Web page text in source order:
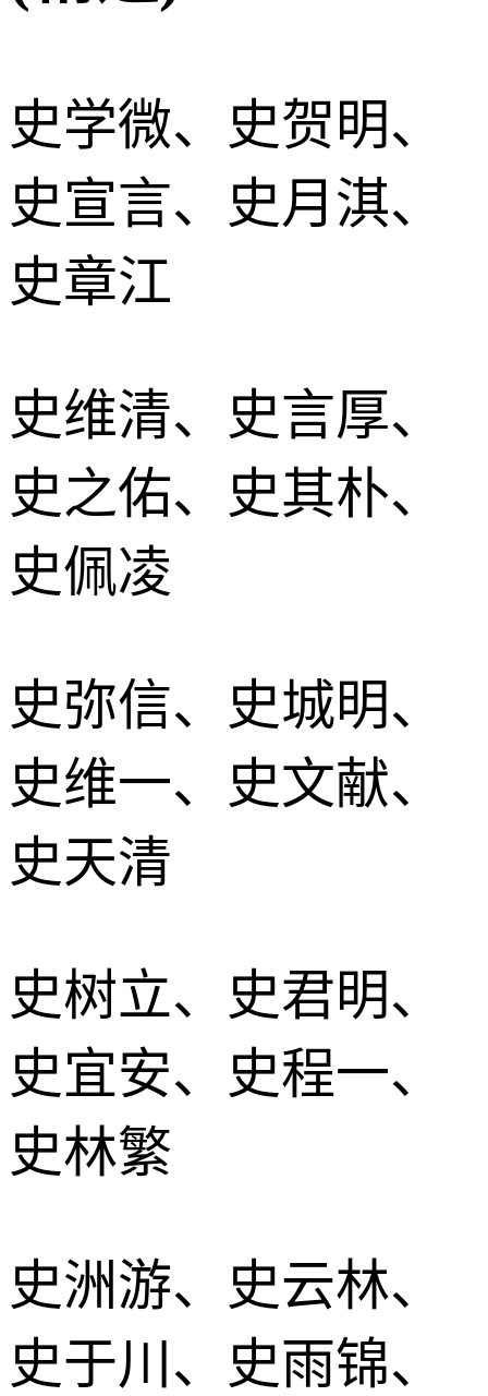
史学微、史贺明、
史宣言、史月淇、
史章江
史维清、史言厚、
史之佑、史其朴、
史佩凌
史弥信、史城明、
史维一、史文献、
史天清
史树立、史君明、
史宜安、史程一、
史林繁
史洲游、史云林、
史于川、史雨锦、